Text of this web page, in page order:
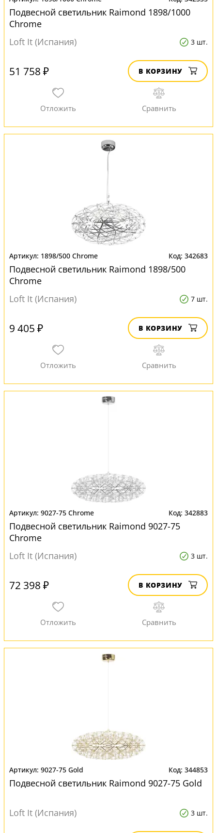
Подвесной светильник Raimond 1898/1000
Chrome
Loft It (Испания)
3 шт.
51 758 ₽ В КОРЗИНУ
1898/500 Chrome 342683
Подвесной светильник Raimond 1898/500
Chrome
Loft It (Испания)
7 шт.
9 405 ₽ В КОРЗИНУ
9027-75 Chrome 342883
Подвесной светильник Raimond 9027-75
Chrome
Loft It (Испания)
3 шт.
72 398 ₽ В КОРЗИНУ
9027-75 Gold 344853
Подвесной светильник Raimond 9027-75 Gold
Loft It (Испания) 3 шт.